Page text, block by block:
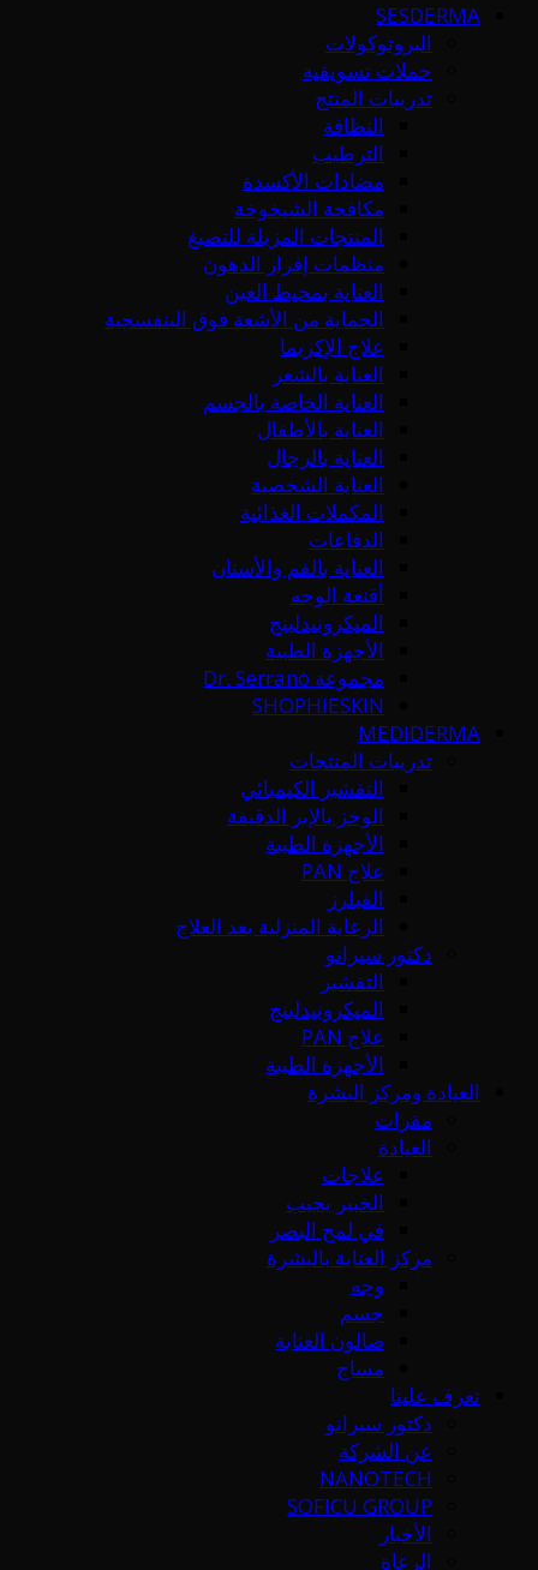
SESDERMA
البروتوكولات
حملات تسويقية
تدريبات المنتج
النظافة
الترطيب
مضادات الأكسدة
مكافحة الشيخوخة
المنتجات المزيلة للتصبغ
منظمات إفراز الدهون
العناية بمحيط العين
الحماية من الأشعة فوق البنفسجية
علاج الإكزيما
العناية بالشعر
العناية الخاصة بالجسم
العناية بالأطفال
العناية بالرجال
العناية الشخصية
المكملات الغذائية
الدفاعات
العناية بالفم والأسنان
أقنعة الوجه
الميكرونيدلينج
الأجهزة الطبية
مجموعة Dr. Serrano
SHOPHIESKIN
MEDIDERMA
تدريبات المنتجات
التقشير الكيميائي
الوخز بالإبر الدقيقة
الأجهزة الطبية
علاج PAN
الفيلرز
الرعاية المنزلية بعد العلاج
دكتور سيرانو
التقشير
الميكرونيدلينج
علاج PAN
الأجهزة الطبية
العيادة ومركز البشرة
مقرات
العيادة
علاجات
الخبير يجيب
في لمح البصر
مركز العناية بالبشرة
وجه
جسم
صالون العناية
مساج
تعرف علينا
دكتور سيرانو
عن الشركة
NANOTECH
SOFICU GROUP
الأخبار
الرعاة